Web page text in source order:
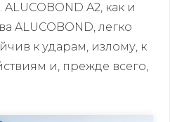
A2, как и
ALUCOBOND, легко
к ударам, излому, к
и, прежде всего,